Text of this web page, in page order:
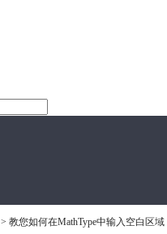
> 教您如何在MathType中输入空白区域